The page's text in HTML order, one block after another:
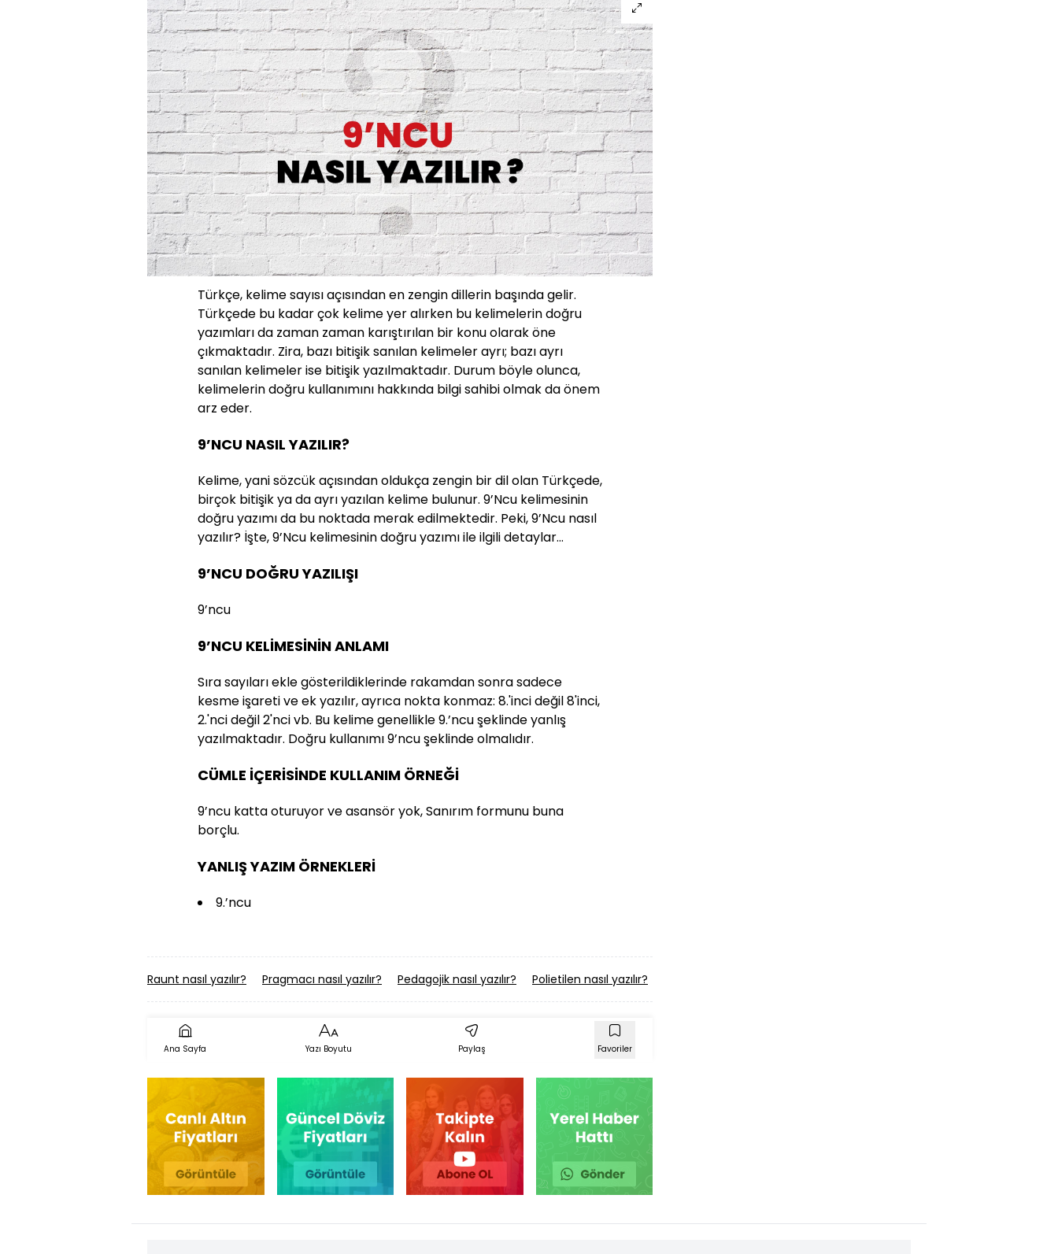
Türkçe, kelime sayısı açısından en zengin dillerin başında gelir.
Türkçede bu kadar çok kelime yer alırken bu kelimelerin doğru
yazımları da zaman zaman karıştırılan bir konu olarak öne
çıkmaktadır. Zira, bazı bitişik sanılan kelimeler ayrı; bazı ayrı
sanılan kelimeler ise bitişik yazılmaktadır. Durum böyle olunca,
kelimelerin doğru kullanımını hakkında bilgi sahibi olmak da önem
arz eder.
9’NCU NASIL YAZILIR?
Kelime, yani sözcük açısından oldukça zengin bir dil olan Türkçede,
birçok bitişik ya da ayrı yazılan kelime bulunur. 9’Ncu kelimesinin
doğru yazımı da bu noktada merak edilmektedir. Peki, 9’Ncu nasıl
yazılır? İşte, 9’Ncu kelimesinin doğru yazımı ile ilgili detaylar…
9’NCU DOĞRU YAZILIŞI
9’ncu
9’NCU KELİMESİNİN ANLAMI
Sıra sayıları ekle gösterildiklerinde rakamdan sonra sa­dece
kesme işareti ve ek yazılır, ayrıca nokta konmaz: 8.'inci değil 8'inci,
2.'nci değil 2'nci vb. Bu kelime genellikle 9.’ncu şeklinde yanlış
yazılmaktadır. Doğru kullanımı 9’ncu şeklinde olmalıdır.
CÜMLE İÇERİSİNDE KULLANIM ÖRNEĞİ
9’ncu katta oturuyor ve asansör yok, Sanırım formunu buna
borçlu.
YANLIŞ YAZIM ÖRNEKLERİ
9.’ncu
Raunt nasıl yazılır? Pragmacı nasıl yazılır? Pedagojik nasıl yazılır? Polietilen nasıl yazılır?
Ana Sayfa Yazı Boyutu Paylaş Favoriler